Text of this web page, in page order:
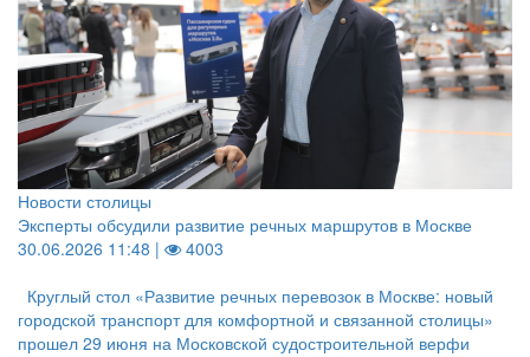
Новости столицы
Эксперты обсудили развитие речных маршрутов в Москве
30.06.2026 11:48 |
4003
Круглый стол «Развитие речных перевозок в Москве: новый
городской транспорт для комфортной и связанной столицы»
прошел 29 июня на Московской судостроительной верфи